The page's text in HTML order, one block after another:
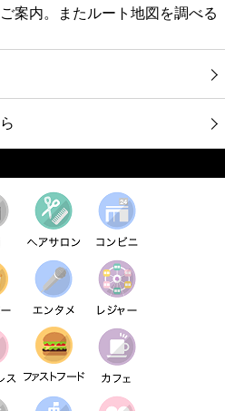
案内。またルート地図を調べる